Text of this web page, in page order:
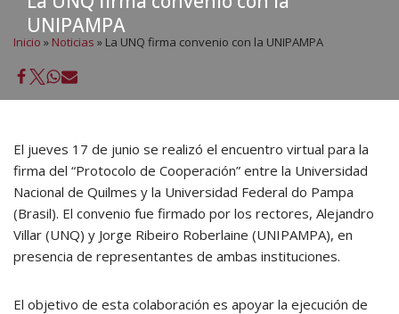
UNIPAMPA
Inicio » Noticias » La UNQ firma convenio con la UNIPAMPA
El jueves 17 de junio se realizó el encuentro virtual para la
firma del “Protocolo de Cooperación” entre la Universidad
Nacional de Quilmes y la Universidad Federal do Pampa
(Brasil). El convenio fue firmado por los rectores, Alejandro
Villar (UNQ) y Jorge Ribeiro Roberlaine (UNIPAMPA), en
presencia de representantes de ambas instituciones.
El objetivo de esta colaboración es apoyar la ejecución de